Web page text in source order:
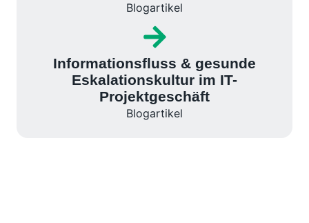
Blogartikel
Informationsfluss & gesunde
Eskalationskultur im IT-
Projektgeschäft
Blogartikel